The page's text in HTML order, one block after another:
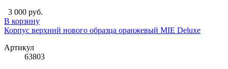
3 000 руб.
В корзину
Корпус верхний нового образца оранжевый MIE Deluxe
Артикул
63803